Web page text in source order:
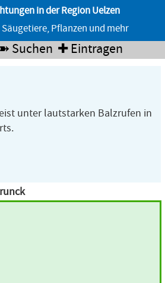
in der Region Uelzen
Pflanzen und mehr
➽ Suchen ✚ Eintragen
unter lautstarken Balzrufen in